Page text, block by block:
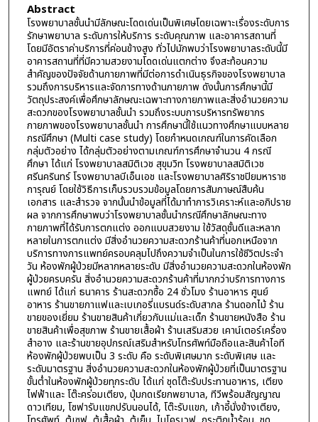
Abstract
โรงพยาบาลชั้นนำมีลักษณะโดดเด่นเป็นพิเศษโดยเฉพาะเรื่องระดับการ
รักษาพยาบาล ระดับการให้บริการ ระดับคุณภาพ และอาคารสถานที่
โดยมีอัตราค่าบริการที่ค่อนข้างสูง ทั่วไปมักพบว่าโรงพยาบาลระดับนี้มี
อาคารสถานที่ที่มีความสวยงามโดดเด่นแตกต่าง จึงสะท้อนความ
สำคัญของปัจจัยด้านกายภาพที่มีต่อการดำเนินธุรกิจของโรงพยาบาล
รวมถึงการบริหารและจัดการทางด้านภายภาพ ดังนั้นการศึกษานี้มี
วัตถุประสงค์เพื่อศึกษาลักษณะเฉพาะทางกายภาพและสิ่งอำนวยความ
สะดวกของโรงพยาบาลชั้นนำ รวมถึงระบบการบริหารทรัพยากร
กายภาพของโรงพยาบาลชั้นนำ การศึกษานี้ใช้แนวทางศึกษาแบบหลาย
กรณีศึกษา (Multi case study) โดยกำหนดเกณฑ์ในการคัดเลือก
กลุ่มตัวอย่าง ได้กลุ่มตัวอย่างตามเกณฑ์การศึกษาจำนวน 4 กรณี
ศึกษา ได้แก่ โรงพยาบาลสมิติเวช สุขุมวิท โรงพยาบาลสมิติเวช
ศรีนครินทร์ โรงพยาบาลบีเอ็นเอช และโรงพยาบาลศิริราชปิยมหาราช
การุณย์ โดยใช้วิธีการเก็บรวบรวมข้อมูลโดยการสัมภาษณ์สืบค้น
เอกสาร และสำรวจ จากนั้นนำข้อมูลที่ได้มาทำการวิเคราะห์และอภิปราย
ผล จากการศึกษาพบว่าโรงพยาบาลชั้นนำกรณีศึกษาลักษณะทาง
กายภาพที่ได้รับการตกแต่ง ออกแบบสวยงาม ใช้วัสดุชั้นดีและหลาก
หลายในการตกแต่ง มีสิ่งอำนวยความสะดวกร้านค้าที่นอกเหนือจาก
บริการทางการแพทย์ครอบคลุมไปถึงความจำเป็นในการใช้ชีวิตประจำ
วัน ห้องพักผู้ป่วยมีหลากหลายระดับ มีสิ่งอำนวยความสะดวกในห้องพัก
ผู้ป่วยครบครัน สิ่งอำนวยความสะดวกร้านค้าที่มากกว่าบริการทางการ
แพทย์ ได้แก่ ธนาคาร ร้านสะดวกซื้อ 24 ชั่วโมง ร้านอาหาร ศูนย์
อาหาร ร้านขายกาแฟและเบเกอรี่แบรนด์ระดับสากล ร้านดอกไม้ ร้าน
ขายของเยี่ยม ร้านขายสินค้าเกี่ยวกับแม่และเด็ก ร้านขายหนังสือ ร้าน
ขายสินค้าเพื่อสุขภาพ ร้านขายเสื้อผ้า ร้านเสริมสวย เคาน์เตอร์เครื่อง
สำอาง และร้านขายอุปกรณ์เสริมสำหรับโทรศัพท์มือถือและสินค้าไอที
ห้องพักผู้ป่วยพบเป็น 3 ระดับ คือ ระดับพิเศษมาก ระดับพิเศษ และ
ระดับมาตรฐาน สิ่งอำนวยความสะดวกในห้องพักผู้ป่วยที่เป็นมาตรฐาน
ขั้นต่ำในห้องพักผู้ป่วยทุกระดับ ได้แก่ ชุดโต๊ะรับประทานอาหาร, เตียง
ไฟฟ้าและ โต๊ะคร่อมเตียง, ปุ่มกดเรียกพยาบาล, ทีวีพร้อมสัญญาณ
ดาวเทียม, โซฟารับแขกปรับนอนได้, โต๊ะรับแขก, เก้าอี้นั่งข้างเตียง,